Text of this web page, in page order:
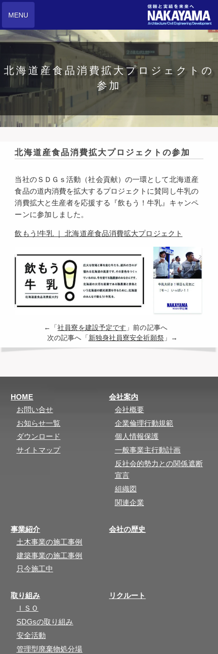
MENU
北海道産食品消費拡大プロジェクトの
参加
北海道産食品消費拡大プロジェクトの参加
当社のＳＤＧｓ活動（社会貢献）の一環として北海道産
食品の道内消費を拡大するプロジェクトに賛同し牛乳の
消費拡大と生産者を応援する『飲もう！牛乳』キャンペ
ーンに参加しました。
飲もう!牛乳 ｜ 北海道産食品消費拡大プロジェクト
←「社員寮を建設予定です 」前の記事へ
次の記事へ「 新独身社員寮安全祈願祭 」→
HOME
お問い合せ
お知らせ一覧
ダウンロード
サイトマップ
会社案内
会社概要
企業倫理行動規範
個人情報保護
一般事業主行動計画
反社会的勢力との関係遮断
宣言
組織図
関連企業
事業紹介
土木事業の施工事例
建築事業の施工事例
只今施工中
会社の歴史
取り組み
ＩＳＯ
SDGsの取り組み
安全活動
管理型廃棄物処分場
リクルート